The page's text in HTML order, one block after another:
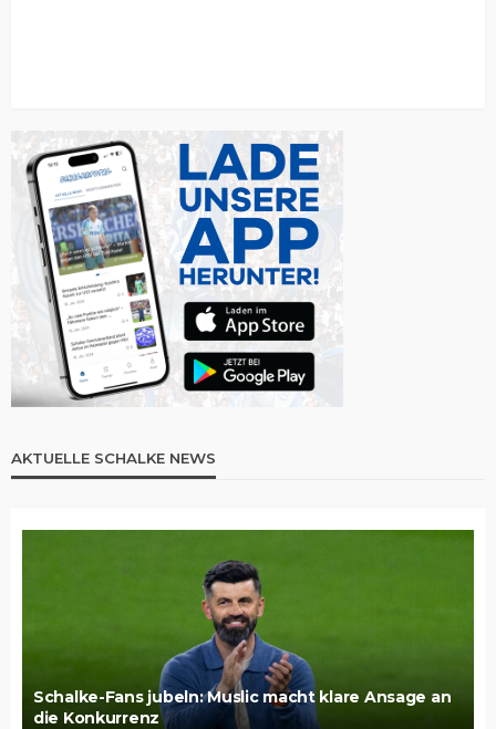
AKTUELLE SCHALKE NEWS
Schalke-Fans jubeln: Muslic macht klare Ansage an
die Konkurrenz